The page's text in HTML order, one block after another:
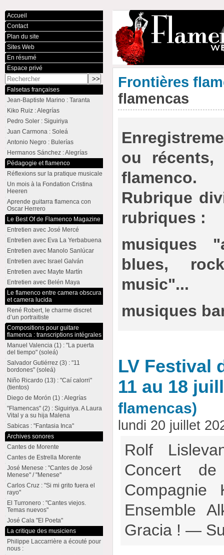
Frontières
flamencas
ou récents,
flamenco.
Rubrique
rubriques :
musiques
blues,
music"...
musiques
LV Festival
11 au 18
flamencas)
lundi 20 juillet
Rolf
Concert
Ensemble
Gracia ! —
Accueil
Contact
Plan du site
Sites Web
En résumé
Espace privé
Falsetas françaises
Jean-Baptiste Marino : Taranta
Kiko Ruiz : Alegrías
Pedro Soler : Siguiriya
Juan Carmona : Soleá
Antonio Negro : Bulerías
Hermanos Sánchez : Alegrías
Pédagogie et flamenco
Réflexions sur la pratique musicale
Un mois à la Fondation Cristina
Heeren
Aprende guitarra flamenca con
Oscar Herrero
Le Best Of de Flamenco Magazine
Entretien avec José Mercé
Entretien avec Eva La Yerbabuena
Entretien avec Manolo Sanlúcar
Entretien avec Israel Galván
Entretien avec Mayte Martín
Entretien avec Belén Maya
Le flamenco entre camera obscura
et camera lucida
René Robert, le charme discret
d’un portraitiste
Compositions pour guitare
flamenca : transcriptions intégrales
Manuel Valencia (1) : "La puerta
del tiempo" (soleá)
Salvador Gutiérrez (3) : "11
bordones" (soleá)
Niño Ricardo (13) : "Caí calorri"
(tientos)
Diego de Morón (1) : Alegrías
"Flamencas" (2) : Siguiriya. A Laura
Vital y a su hija Malena
Sabicas : "Fantasia Inca"
Archives sonores
Cantes de Morente
Cantes de Estrella Morente
José Menese : "Cantes de José
Menese" / "Menese"
Carlos Cruz : "Si mi grito fuera el
rayo"
El Turronero : "Cantes viejos.
Temas nuevos"
José Cala "El Poeta"
La critique des musiciens
Philippe Laccarrière a écouté pour
nous :